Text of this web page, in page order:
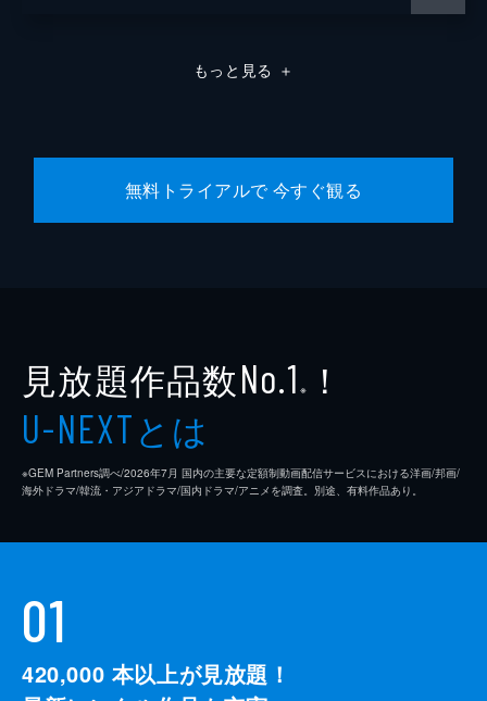
もっと見る ＋
無料トライアルで 今すぐ観る
見放題作品数No.1 ※ ！
U-NEXTとは
※GEM Partners調べ/2026年7⽉ 国内の主要な定額制動画配信サービスにおける洋画/邦画/
海外ドラマ/韓流・アジアドラマ/国内ドラマ/アニメを調査。別途、有料作品あり。
01
420,000 本以上が見放題！